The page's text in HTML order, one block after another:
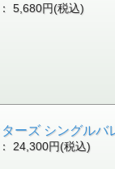
5,680円(税込)
ターズ シングル
24,300円(税込)